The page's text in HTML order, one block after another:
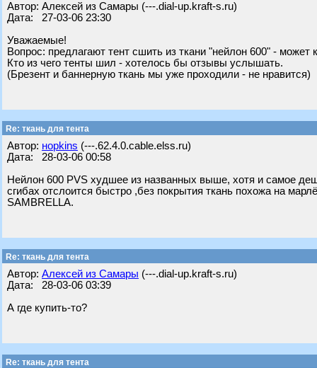
Автор: Алексей из Самары (---.dial-up.kraft-s.ru)
Дата: 27-03-06 23:30
Уважаемые!
Вопрос: предлагают тент сшить из ткани "нейлон 600" - может
Кто из чего тенты шил - хотелось бы отзывы услышать.
(Брезент и баннерную ткань мы уже проходили - не нравится)
Re: ткань для тента
Автор: нopkins (---.62.4.0.cable.elss.ru)
Дата: 28-03-06 00:58
Нейлон 600 PVS худшее из названных выше, хотя и самое
сгибах отслоится быстро ,без покрытия ткань похожа на
SAMBRELLA.
Re: ткань для тента
Автор: Алексей из Самары (---.dial-up.kraft-s.ru)
Дата: 28-03-06 03:39
А где купить-то?
Re: ткань для тента